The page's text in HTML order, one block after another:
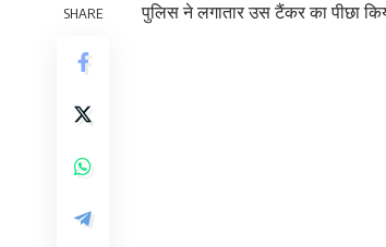
SHARE
पुलिस ने लगातार उस टैंकर का पीछा